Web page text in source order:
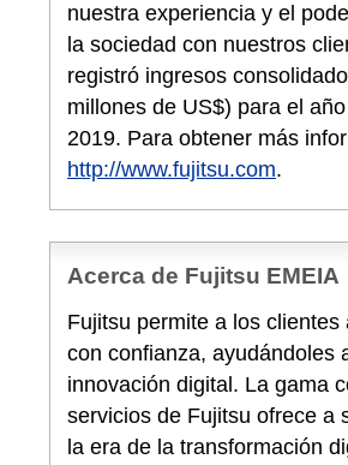
nuestra experiencia y el
la sociedad con nuestros
registró ingresos
millones de US$) para el
2019. Para obtener más
http://www.fujitsu.com.
Acerca de Fujitsu EMEIA
Fujitsu permite a los
con confianza, ayudándoles
innovación digital. La gama
servicios de Fujitsu ofrece a
la era de la transformación